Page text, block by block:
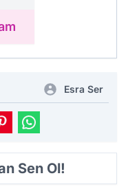
Esra Ser
Sen Ol!